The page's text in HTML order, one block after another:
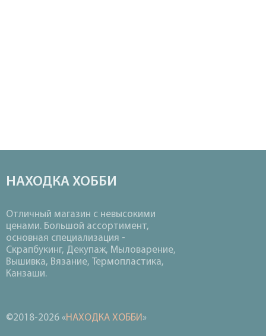
НАХОДКА ХОББИ
Отличный магазин с невысокими
ценами. Большой ассортимент,
основная специализация -
Скрапбукинг, Декупаж, Мыловарение,
Вышивка, Вязание, Термопластика,
Канзаши.
©2018-2026 «НАХОДКА ХОББИ»